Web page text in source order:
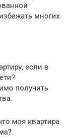
многих
если в
получить
моя квартира